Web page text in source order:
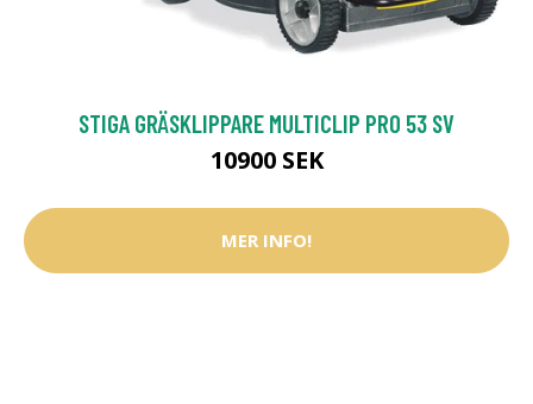
STIGA GRÄSKLIPPARE MULTICLIP PRO 53 SV
10900 SEK
MER INFO!